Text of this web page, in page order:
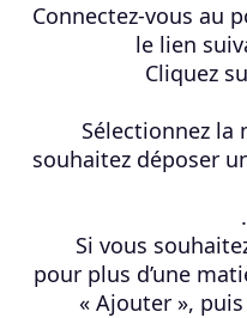
Connectez-vous au
le lien
Cliquez
Sélectionnez la
souhaitez déposer
Si vous
pour plus d’une
« Ajouter »,